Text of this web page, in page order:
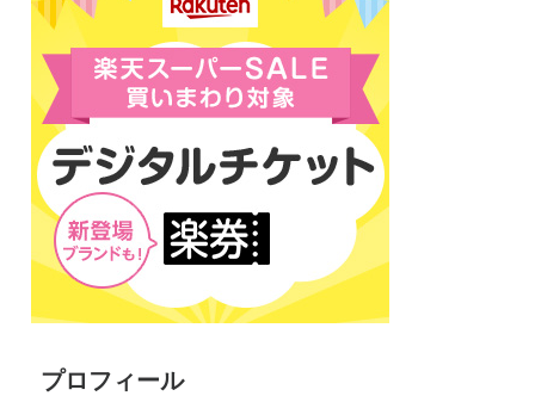
プロフィール